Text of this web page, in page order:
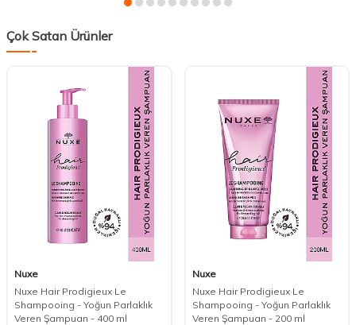
Çok Satan Ürünler
Nuxe
Nuxe Hair Prodigieux Le
Shampooing - Yoğun Parlaklık
Veren Şampuan - 400 ml
Nuxe
Nuxe Hair Prodigieux Le
Shampooing - Yoğun Parlaklık
Veren Şampuan - 200 ml